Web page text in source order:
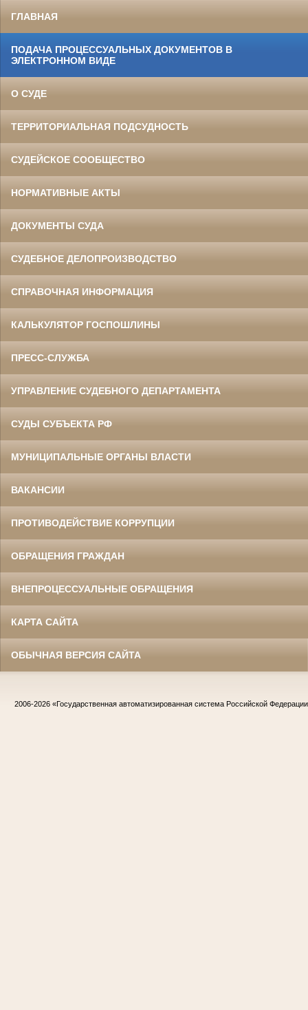
ГЛАВНАЯ
ПОДАЧА ПРОЦЕССУАЛЬНЫХ ДОКУМЕНТОВ В
ЭЛЕКТРОННОМ ВИДЕ
О СУДЕ
ТЕРРИТОРИАЛЬНАЯ ПОДСУДНОСТЬ
СУДЕЙСКОЕ СООБЩЕСТВО
НОРМАТИВНЫЕ АКТЫ
ДОКУМЕНТЫ СУДА
СУДЕБНОЕ ДЕЛОПРОИЗВОДСТВО
СПРАВОЧНАЯ ИНФОРМАЦИЯ
КАЛЬКУЛЯТОР ГОСПОШЛИНЫ
ПРЕСС-СЛУЖБА
УПРАВЛЕНИЕ СУДЕБНОГО ДЕПАРТАМЕНТА
СУДЫ СУБЪЕКТА РФ
МУНИЦИПАЛЬНЫЕ ОРГАНЫ ВЛАСТИ
ВАКАНСИИ
ПРОТИВОДЕЙСТВИЕ КОРРУПЦИИ
ОБРАЩЕНИЯ ГРАЖДАН
ВНЕПРОЦЕССУАЛЬНЫЕ ОБРАЩЕНИЯ
КАРТА САЙТА
ОБЫЧНАЯ ВЕРСИЯ САЙТА
2006-2026 «Государственная автоматизированная система Российской